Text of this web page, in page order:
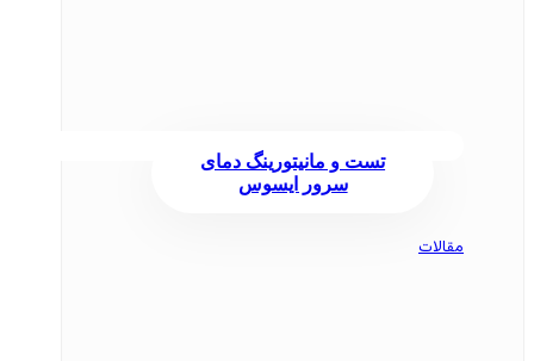
تست و مانیتورینگ دمای
سرور ایسوس
مقالات